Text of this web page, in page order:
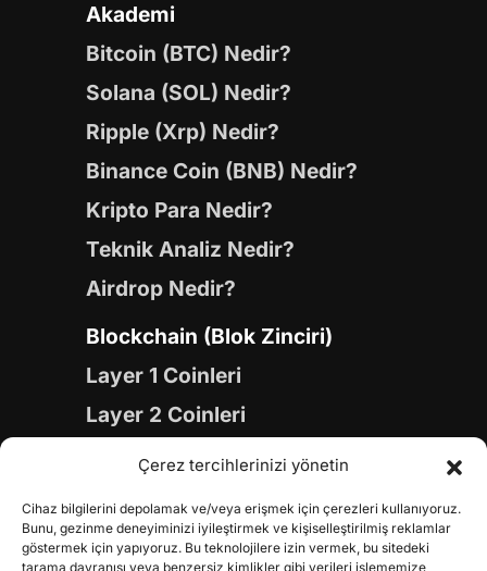
Çerez tercihlerinizi yönetin
Cihaz bilgilerini depolamak ve/veya erişmek için çerezleri kullanıyoruz.
Bunu, gezinme deneyiminizi iyileştirmek ve kişiselleştirilmiş reklamlar
göstermek için yapıyoruz. Bu teknolojilere izin vermek, bu sitedeki
tarama davranışı veya benzersiz kimlikler gibi verileri işlememize
Akademi
Bitcoin (BTC) Nedir?
Solana (SOL) Nedir?
Ripple (Xrp) Nedir?
Binance Coin (BNB) Nedir?
Kripto Para Nedir?
Teknik Analiz Nedir?
Airdrop Nedir?
Blockchain (Blok Zinciri)
Layer 1 Coinleri
Layer 2 Coinleri
Yapay Zeka (AI) Coinleri
Gaming Coinleri